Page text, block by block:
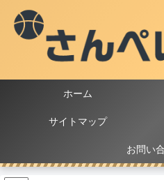
ホーム
サイトマップ
お問い